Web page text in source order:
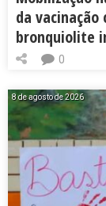
da
bronquiolite
0
8 de agosto de 2026